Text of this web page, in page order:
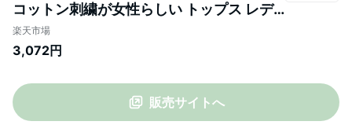
コットン刺繍が女性らしい トップス レデ
ィース シャツ ブラウス プルオーバー ノー
スリーブ フレア スカラップ コットン 綿 シ
楽天市場
3,072円
販売サイトへ